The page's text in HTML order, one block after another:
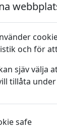
kr
kr
kr
och för
sjäv välja
tillåta